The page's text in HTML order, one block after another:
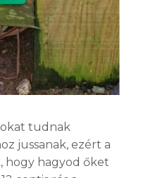
tudnak
jussanak, ezért a
hogy hagyod őket